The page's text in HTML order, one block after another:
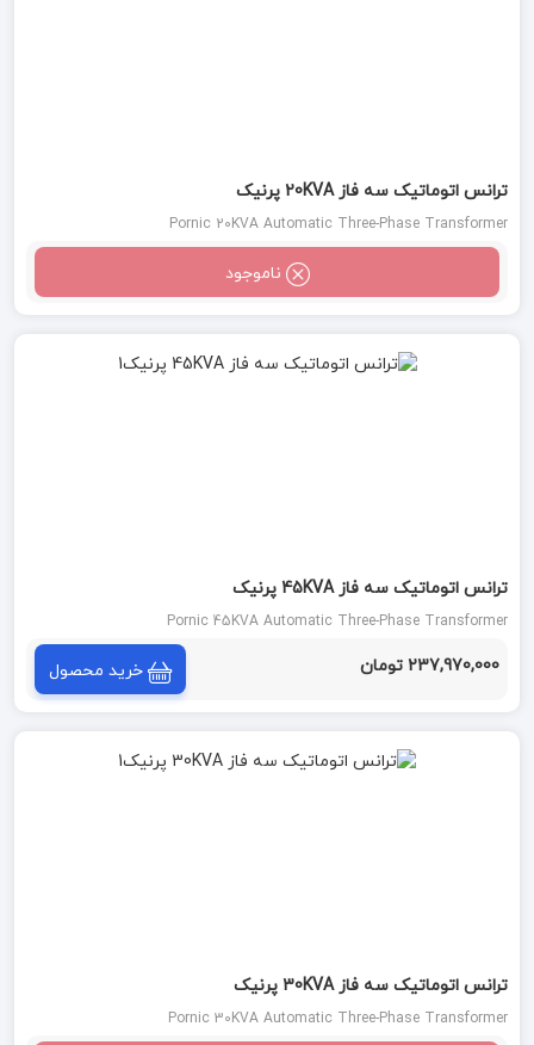
ترانس اتوماتیک سه فاز 20KVA پرنیک
Pornic 20KVA Automatic Three-Phase Transformer
ناموجود
ترانس اتوماتیک سه فاز 45KVA پرنیک
Pornic 45KVA Automatic Three-Phase Transformer
237,970,000 تومان خرید محصول
ترانس اتوماتیک سه فاز 30KVA پرنیک
Pornic 30KVA Automatic Three-Phase Transformer